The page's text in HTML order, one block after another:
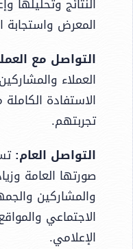
المعرض واستجابة
التواصل مع
العملاء
الاستفادة
تجربتهم.
التواصل العام:
صورتها العامة
والمشاركين
الاجتماعي
الإعلامي.